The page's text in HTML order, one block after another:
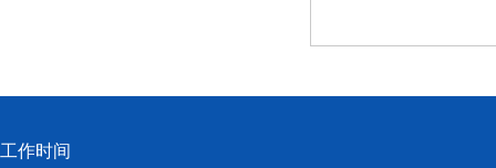
工作时间